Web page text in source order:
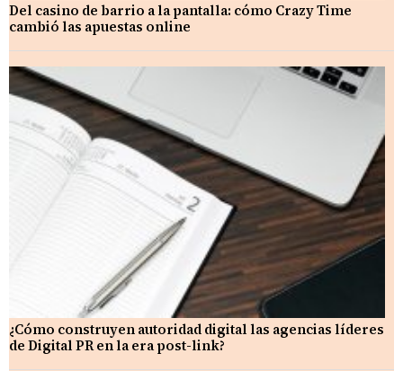
Del casino de barrio a la pantalla: cómo Crazy Time
cambió las apuestas online
¿Cómo construyen autoridad digital las agencias líderes
de Digital PR en la era post-link?